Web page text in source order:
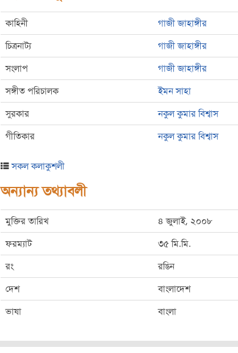
কাহিনী গাজী জাহাঙ্গীর
চিত্রনাট্য গাজী জাহাঙ্গীর
সংলাপ গাজী জাহাঙ্গীর
সঙ্গীত পরিচালক ইমন সাহা
সুরকার নকুল কুমার বিশ্বাস
গীতিকার নকুল কুমার বিশ্বাস
সকল কলাকুশলী
অন্যান্য তথ্যাবলী
মুক্তির তারিখ ৪ জুলাই, ২০০৮
ফরম্যাট ৩৫ মি.মি.
রং রঙিন
দেশ বাংলাদেশ
ভাষা বাংলা